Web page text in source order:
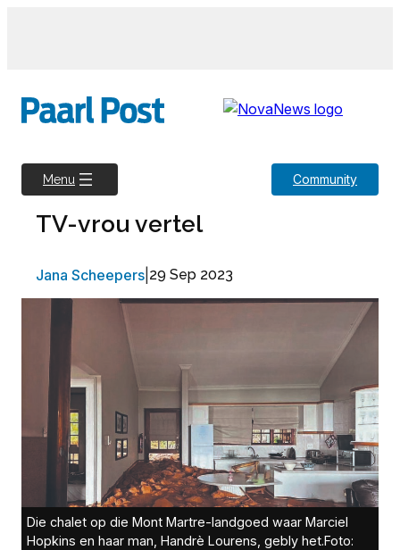
Menu Community
TV-vrou vertel
Jana Scheepers 29 Sep 2023
Die chalet op die Mont Martre-landgoed waar Marciel
Hopkins en haar man, Handrè Lourens, gebly het.Foto: